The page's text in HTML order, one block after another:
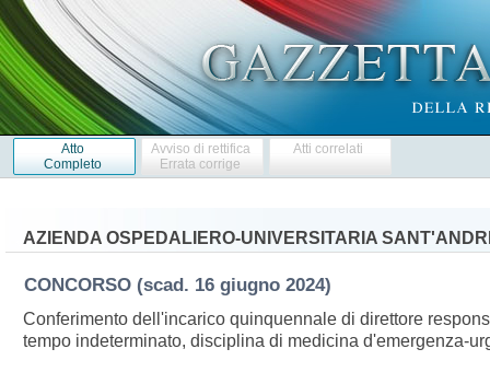
Atto
Completo
Avviso di rettifica
Errata corrige
Atti correlati
AZIENDA OSPEDALIERO-UNIVERSITARIA
CONCORSO (scad. 16 giugno 2024)
Conferimento dell'incarico quinquennale di direttore
tempo indeterminato, disciplina di medicina d'emergenza-